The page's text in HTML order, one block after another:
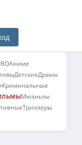
Аниме
ДетскиеДрамы
Криминальные
Мюзиклы
Триллеры